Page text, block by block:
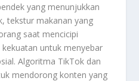
yang menunjukkan
tekstur makanan yang
saat mencicipi
untuk menyebar
Algoritma TikTok dan
mendorong konten yang